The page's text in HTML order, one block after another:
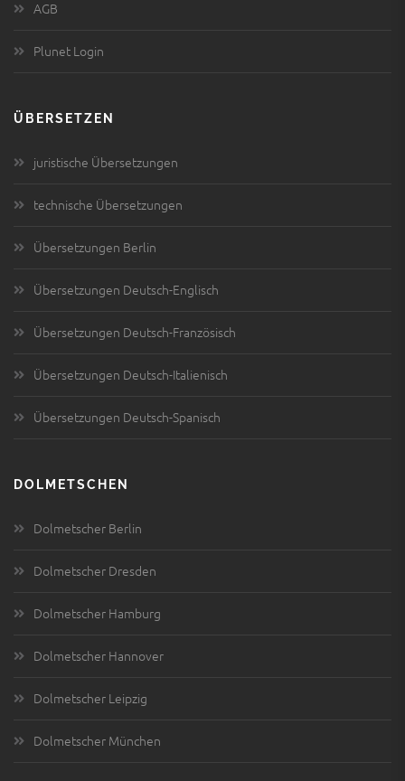
AGB
Plunet Login
ÜBERSETZEN
juristische Übersetzungen
technische Übersetzungen
Übersetzungen Berlin
Übersetzungen Deutsch-Englisch
Übersetzungen Deutsch-Französisch
Übersetzungen Deutsch-Italienisch
Übersetzungen Deutsch-Spanisch
DOLMETSCHEN
Dolmetscher Berlin
Dolmetscher Dresden
Dolmetscher Hamburg
Dolmetscher Hannover
Dolmetscher Leipzig
Dolmetscher München